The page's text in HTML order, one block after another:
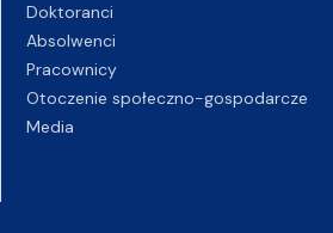
Doktoranci
Absolwenci
Pracownicy
Otoczenie społeczno-gospodarcze
Media